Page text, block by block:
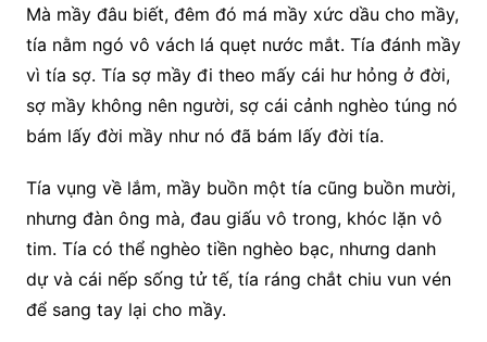
Mà mầy đâu biết, đêm đó má mầy xức dầu cho mầy,
tía nằm ngó vô vách lá quẹt nước mắt. Tía đánh mầy
vì tía sợ. Tía sợ mầy đi theo mấy cái hư hỏng ở đời,
sợ mầy không nên người, sợ cái cảnh nghèo túng nó
bám lấy đời mầy như nó đã bám lấy đời tía.
Tía vụng về lắm, mầy buồn một tía cũng buồn mười,
nhưng đàn ông mà, đau giấu vô trong, khóc lặn vô
tim. Tía có thể nghèo tiền nghèo bạc, nhưng danh
dự và cái nếp sống tử tế, tía ráng chắt chiu vun vén
để sang tay lại cho mầy.